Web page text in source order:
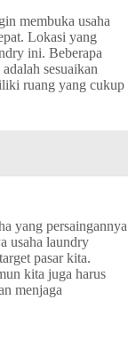
membuka usaha
Lokasi yang
ini. Beberapa
sesuaikan
ruang yang cukup
yang persaingannya
usaha laundry
pasar kita.
kita juga harus
menjaga